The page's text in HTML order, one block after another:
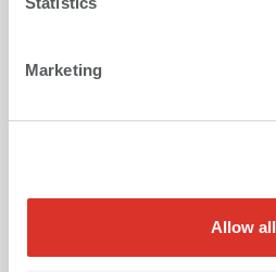
Marketing
Allow all
ガラスプリント